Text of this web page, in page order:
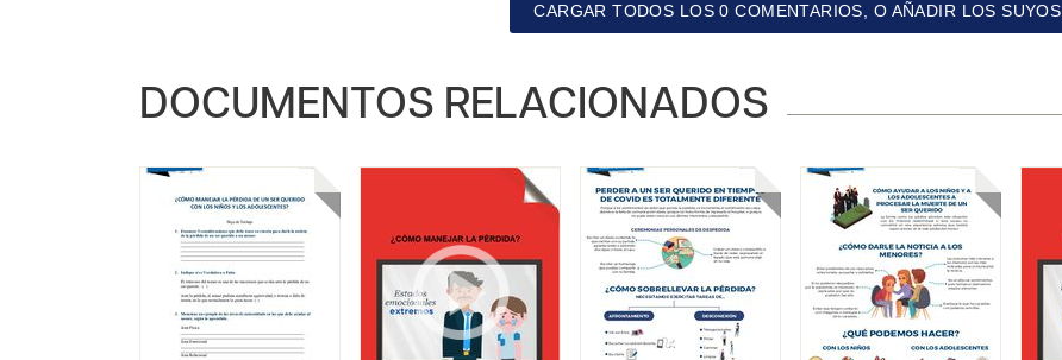
CARGAR TODOS LOS 0 COMENTARIOS, O AÑADIR LOS SUYOS.
DOCUMENTOS RELACIONADOS